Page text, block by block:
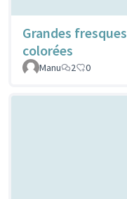
Grandes fresques
colorées
Manu
2 0